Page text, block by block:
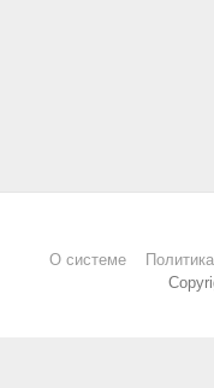
О системе Политика